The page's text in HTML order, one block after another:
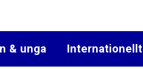
& unga Internationellt